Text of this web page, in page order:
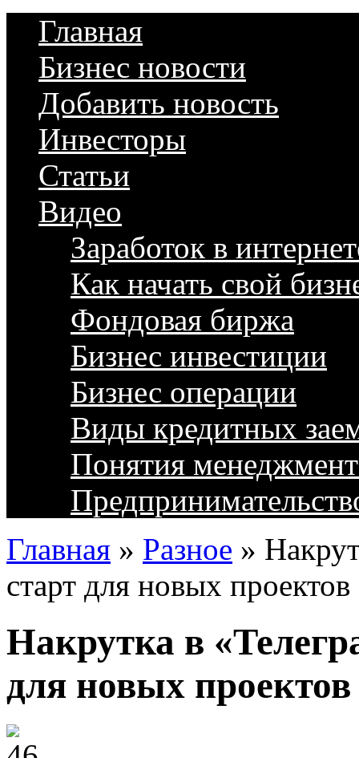
Главная
Бизнес новости
Добавить новость
Инвесторы
Статьи
Видео
Заработок в
Как начать свой
Фондовая биржа
Бизнес инвестиции
Бизнес операции
Виды кредитных
Понятия
Главная » Разное »
старт для новых проектов
Накрутка в
для новых проектов